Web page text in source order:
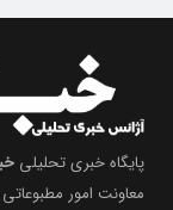
پایگاه خبری تحلیلی
معاونت امور